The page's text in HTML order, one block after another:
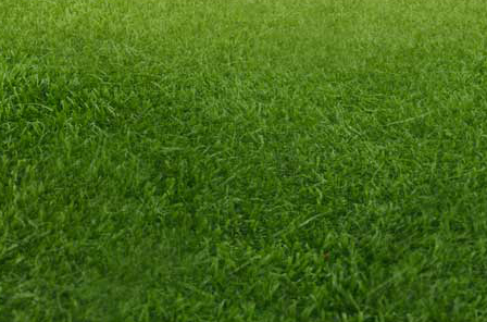
Bis der Verein wieder in die Sphären der
Konkurrenzfähigkeit zurückkehrt, wird noch einige Zeit
ins Land gehen. In der Zwischenzeit bleibt nur, den
frisch gebackenen Fußball-Rentnern einen freudigen
Ruhestand zu wünschen!